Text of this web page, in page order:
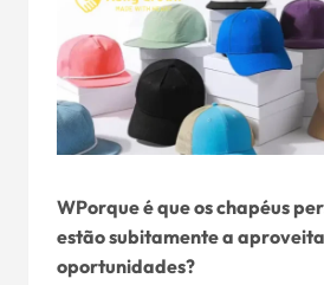
WPorque é que os chapéus
estão subitamente a
oportunidades?